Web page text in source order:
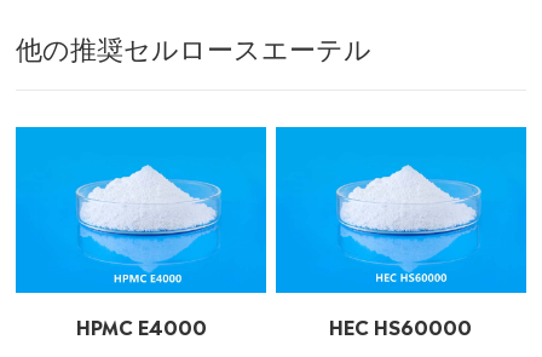
他の推奨セルロースエーテル
HPMC E4000 HEC HS60000